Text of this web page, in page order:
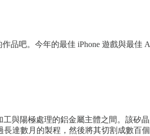
品吧。今年的最佳 iPhone 遊戲與最佳
與陽極處理的鋁金屬主體之間。該矽
達數月的製程，然後將其切割成數百